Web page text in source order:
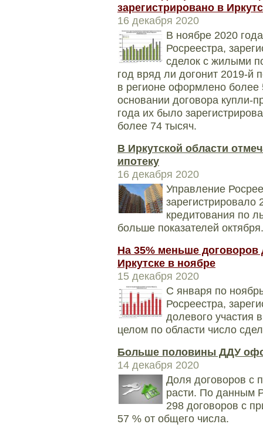
зарегистрировано в
16 декабря 2020
В ноябре 2020
Росреестра,
сделок с жилыми
год вряд ли догонит 2019-й
в регионе оформлено более
основании договора купли-
года их было
более 74 тысяч.
В Иркутской области
ипотеку
16 декабря 2020
Управление
зарегистрировало
кредитования по
больше показателей октября.
На 35% меньше договоров
Иркутске в ноябре
15 декабря 2020
С января по
Росреестра,
долевого участия
целом по области число
Больше половины ДДУ
14 декабря 2020
Доля договоров с
расти. По данным
298 договоров с
57 % от общего числа.